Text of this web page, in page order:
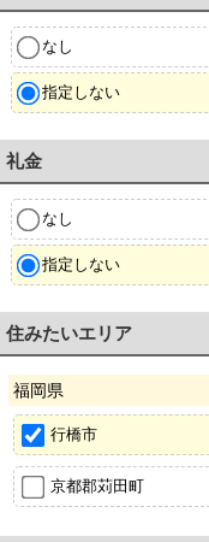
なし
指定しない
礼金
なし
指定しない
住みたいエリア
福岡県
行橋市
京都郡苅田町